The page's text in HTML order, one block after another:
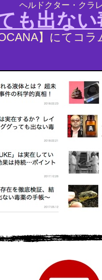
ヘルドクター・クラ
も出な
】にてコラ